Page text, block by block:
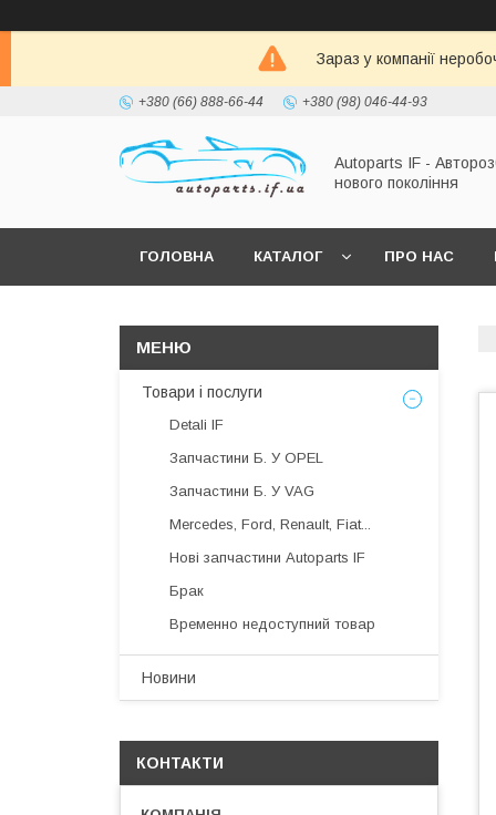
Зараз у компанії
+380 (66) 888-66-44 +380 (98) 046-44-93
Autoparts IF -
нового покоління
ГОЛОВНА КАТАЛОГ ПРО НАС
Товари і послуги
Detali IF
Запчастини Б. У OPEL
Запчастини Б. У VAG
Mercedes, Ford, Renault, Fiat...
Нові запчастини Autoparts IF
Брак
Временно недоступний товар
Новини
КОНТАКТИ